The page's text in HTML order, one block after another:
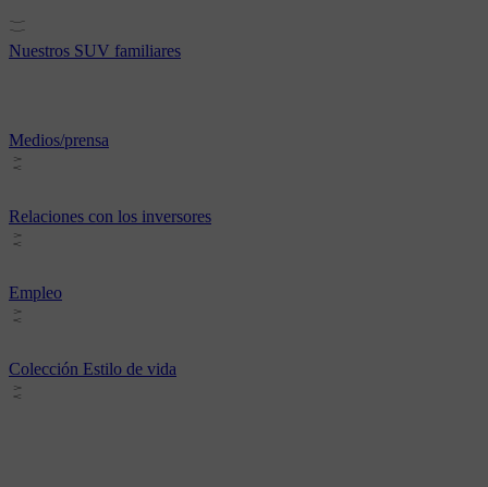
Nuestros SUV familiares
Medios/prensa
Relaciones con los inversores
Empleo
Colección Estilo de vida